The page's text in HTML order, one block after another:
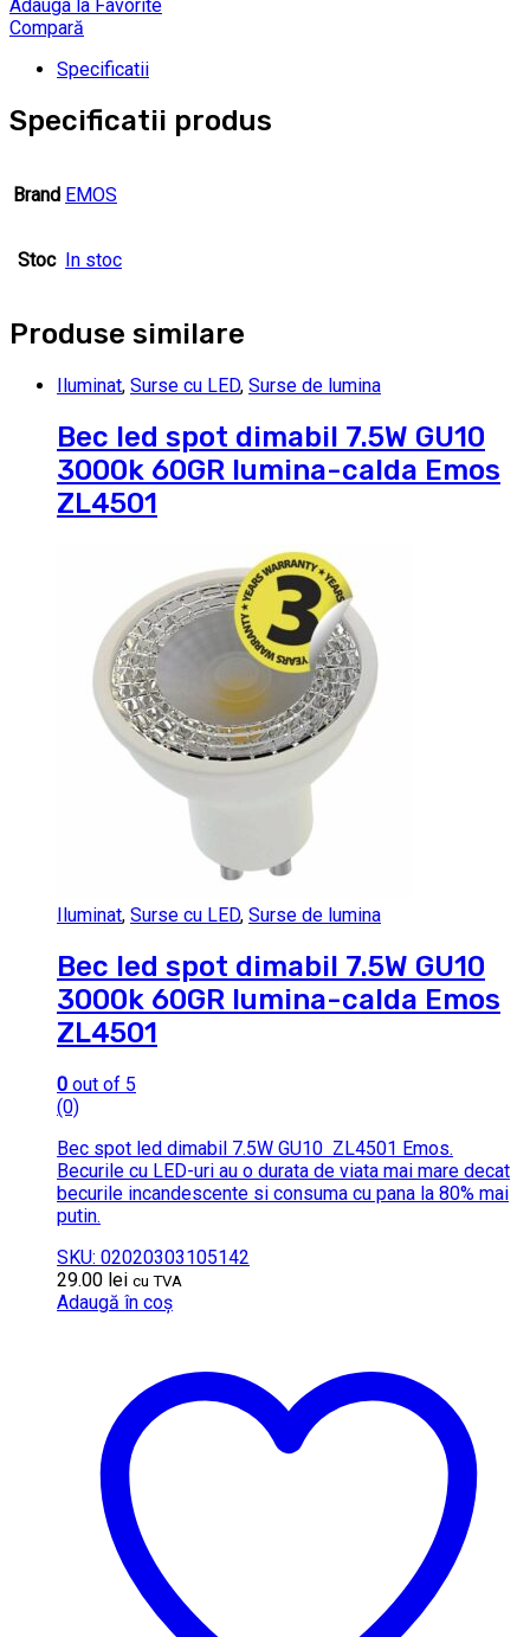
Adauga la Favorite
Compară
Specificatii
Specificatii produs
Brand EMOS
Stoc In stoc
Produse similare
Iluminat, Surse cu LED, Surse de lumina
Bec led spot dimabil 7.5W GU10
3000k 60GR lumina-calda Emos
ZL4501
Iluminat, Surse cu LED, Surse de lumina
Bec led spot dimabil 7.5W GU10
3000k 60GR lumina-calda Emos
ZL4501
0 out of 5
(0)
Bec spot led dimabil 7.5W GU10 ZL4501 Emos.
Becurile cu LED-uri au o durata de viata mai mare decat
becurile incandescente si consuma cu pana la 80% mai
putin.
SKU: 02020303105142
29.00 lei cu TVA
Adaugă în coș